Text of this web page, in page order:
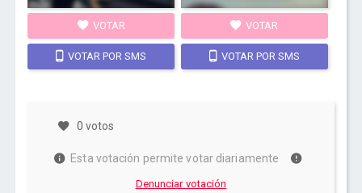
VOTAR
VOTAR POR SMS
VOTAR
VOTAR POR SMS
0 votos
Esta votación permite votar diariamente
Denunciar votación